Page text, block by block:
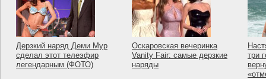
Дерзкий наряд Деми Мур
сделал этот телеэфир
легендарным (ФОТО)
Оскаровская вечеринка
Vanity Fair: самые дерзкие
наряды
три